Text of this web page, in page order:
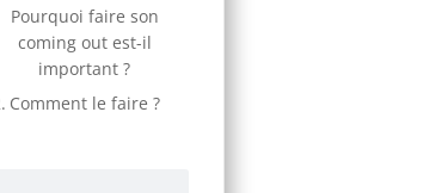
Pourquoi faire son
coming out est-il
important ?
Comment le faire ?